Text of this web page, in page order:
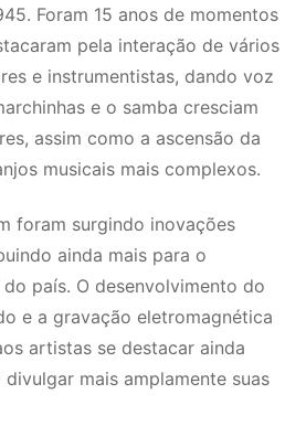
Foram 15 anos de momentos
pela interação de vários
e instrumentistas, dando voz
e o samba cresciam
assim como a ascensão da
musicais mais complexos.
foram surgindo inovações
ainda mais para o
país. O desenvolvimento do
e a gravação eletromagnética
artistas se destacar ainda
mais amplamente suas